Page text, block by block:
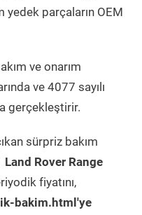
parçaların OEM
ve onarım
ve 4077 sayılı
gerçekleştirir.
sürpriz bakım
Land Rover Range
fiyatını,
bakim.html'ye